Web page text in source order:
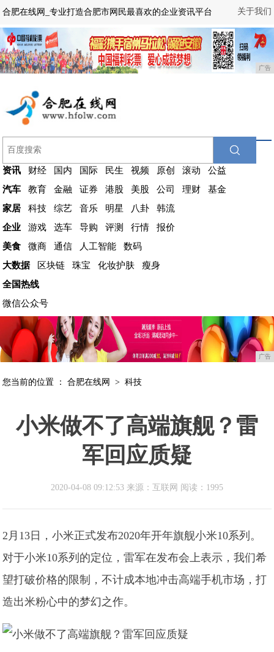
关于我们
合肥在线网_专业打造合肥市网民最喜欢的企业资讯平台
广告
资讯 财经 国内 国际 民生 视频 原创 滚动
公益
汽车
教育 金融 证券 港股 美股 公司 理财
基金
家居
科技 综艺 音乐 明星 八卦
韩流
企业
游戏 选车 导购 评测 行情
报价
美食
微商 通信 人工智能
数码
大数据
区块链 珠宝 化妆护肤
瘦身
全国热线
微信公众号
广告
您当前的位置 ：合肥在线网 >科技
小米做不了高端旗舰？雷
军回应质疑
2020-04-08 09:12:53 来源：互联网 阅读：1995
2月13日，小米正式发布2020年开年旗舰小米10系列。
对于小米10系列的定位，雷军在发布会上表示，我们希
望打破价格的限制，不计成本地冲击高端手机市场，打
造出米粉心中的梦幻之作。